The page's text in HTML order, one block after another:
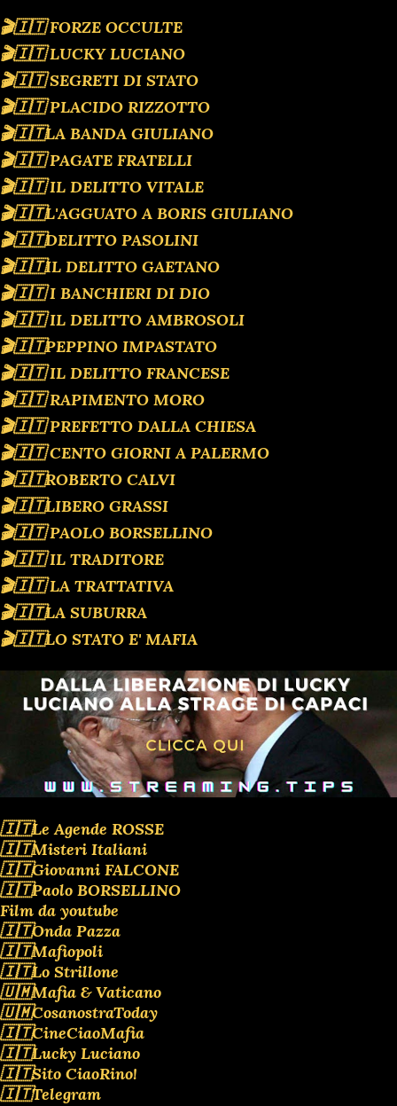
🎬🇮🇹 FORZE OCCULTE
🎬🇮🇹 LUCKY LUCIANO
🎬🇮🇹 SEGRETI DI STATO
🎬🇮🇹 PLACIDO RIZZOTTO
🎬🇮🇹LA BANDA GIULIANO
🎬🇮🇹 PAGATE FRATELLI
🎬🇮🇹 IL DELITTO VITALE
🎬🇮🇹L'AGGUATO A BORIS GIULIANO
🎬🇮🇹DELITTO PASOLINI
🎬🇮🇹IL DELITTO GAETANO
🎬🇮🇹 I BANCHIERI DI DIO
🎬🇮🇹 IL DELITTO AMBROSOLI
🎬🇮🇹PEPPINO IMPASTATO
🎬🇮🇹 IL DELITTO FRANCESE
🎬🇮🇹 RAPIMENTO MORO
🎬🇮🇹 PREFETTO DALLA CHIESA
🎬🇮🇹 CENTO GIORNI A PALERMO
🎬🇮🇹ROBERTO CALVI
🎬🇮🇹LIBERO GRASSI
🎬🇮🇹 PAOLO BORSELLINO
🎬🇮🇹 IL TRADITORE
🎬🇮🇹 LA TRATTATIVA
🎬🇮🇹LA SUBURRA
🎬🇮🇹LO STATO E' MAFIA
🇮🇹Le Agende ROSSE
🇮🇹Misteri Italiani
🇮🇹Giovanni FALCONE
🇮🇹Paolo BORSELLINO
Film da youtube
🇮🇹Onda Pazza
🇮🇹Mafiopoli
🇮🇹Lo Strillone
🇺🇲Mafia & Vaticano
🇺🇲CosanostraToday
🇮🇹CineCiaoMafia
🇮🇹Lucky Luciano
🇮🇹Sito CiaoRino!
🇮🇹Telegram